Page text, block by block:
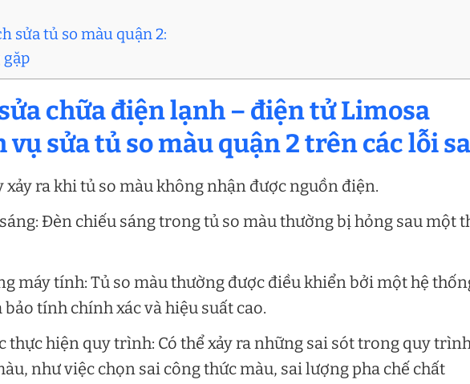
sửa tủ so màu quận 2:
gặp
chữa điện lạnh – điện tử Limosa
vụ sửa tủ so màu quận 2 trên các lỗi
xảy ra khi tủ so màu không nhận được nguồn điện.
Đèn chiếu sáng trong tủ so màu thường bị hỏng sau một
máy tính: Tủ so màu thường được điều khiển bởi một hệ
tính chính xác và hiệu suất cao.
thực hiện quy trình: Có thể xảy ra những sai sót trong quy
như việc chọn sai công thức màu, sai lượng pha chế chất